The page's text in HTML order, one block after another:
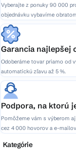
Vyberajte z ponuky 90 000
objednávku vybavíme
Garancia najlepšej
Odoberáme tovar priamo od
automatickú zľavu až 5 %.
Podpora, na ktorú
Pomôžeme vám s výberom
cez 4 000 hovorov a e-
Kategórie